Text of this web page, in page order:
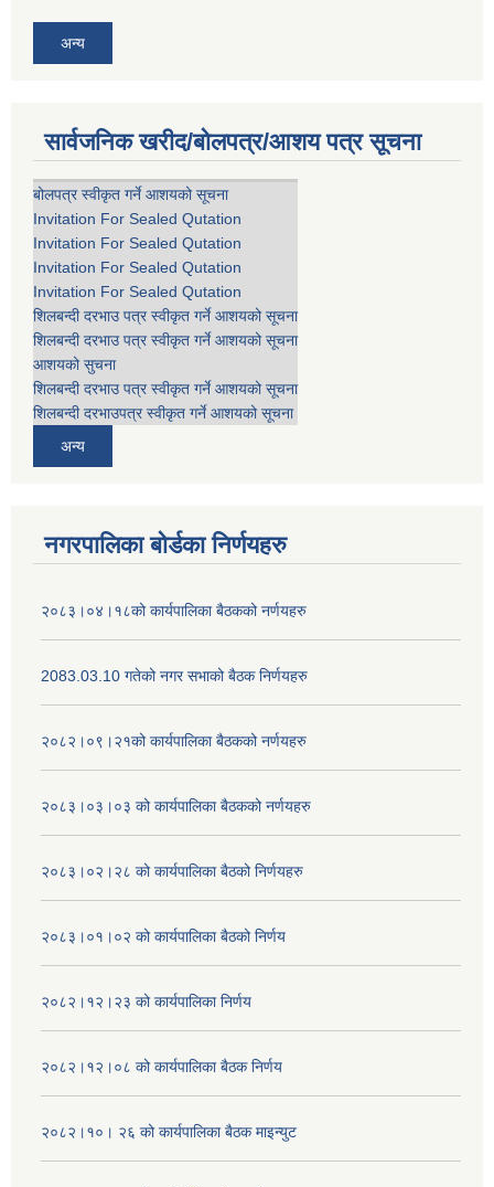
अन्य
सार्वजनिक खरीद/बोलपत्र/आशय पत्र सूचना
बोलपत्र स्वीकृत गर्ने आशयको सूचना
Invitation For Sealed Qutation
Invitation For Sealed Qutation
Invitation For Sealed Qutation
Invitation For Sealed Qutation
शिलबन्दी दरभाउ पत्र स्वीकृत गर्ने आशयको सूचना
शिलबन्दी दरभाउ पत्र स्वीकृत गर्ने आशयको सूचना
आशयको सुचना
शिलबन्दी दरभाउ पत्र स्वीकृत गर्ने आशयको सूचना
शिलबन्दी दरभाउपत्र स्वीकृत गर्ने आशयको सूचना
अन्य
नगरपालिका बोर्डका निर्णयहरु
२०८३।०४।१८को कार्यपालिका बैठकको नर्णयहरु
2083.03.10 गतेको नगर सभाको बैठक निर्णयहरु
२०८२।०९।२१को कार्यपालिका बैठकको नर्णयहरु
२०८३।०३।०३ को कार्यपालिका बैठकको नर्णयहरु
२०८३।०२।२८ को कार्यपालिका बैठको निर्णयहरु
२०८३।०१।०२ को कार्यपालिका बैठको निर्णय
२०८२।१२।२३ को कार्यपालिका निर्णय
२०८२।१२।०८ को कार्यपालिका बैठक निर्णय
२०८२।१०। २६ को कार्यपालिका बैठक माइन्युट